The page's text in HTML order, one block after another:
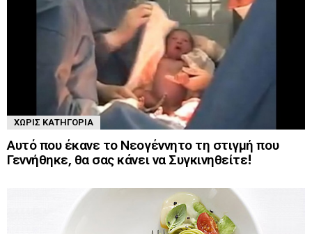
ΧΩΡΊΣ ΚΑΤΗΓΟΡΊΑ
Αυτό που έκανε το Νεογέννητο τη στιγμή που
Γεννήθηκε, θα σας κάνει να Συγκινηθείτε!